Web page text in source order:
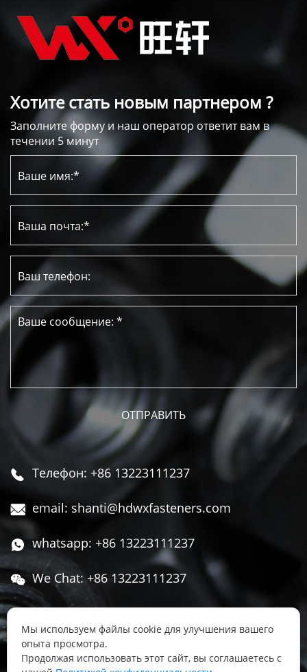
Хотите стать новым партнером ?
Заполните форму и наш оператор ответит вам в
течении 5 минут
 Телефон: +86 13223111237
 email: shanti@hdwxfasteners.com
 whatsapp: +86 13223111237
 We Chat: +86 13223111237
Адрес: Северная часть Западной улицы,
Чжоуцунь, поселок Сису, район Юннянь,
город Ханьдань, провинция Хэбэй, Китай
Мы используем файлы cookie для улучшения вашего
опыта просмотра.
Продолжая использовать этот сайт, вы соглашаетесь с